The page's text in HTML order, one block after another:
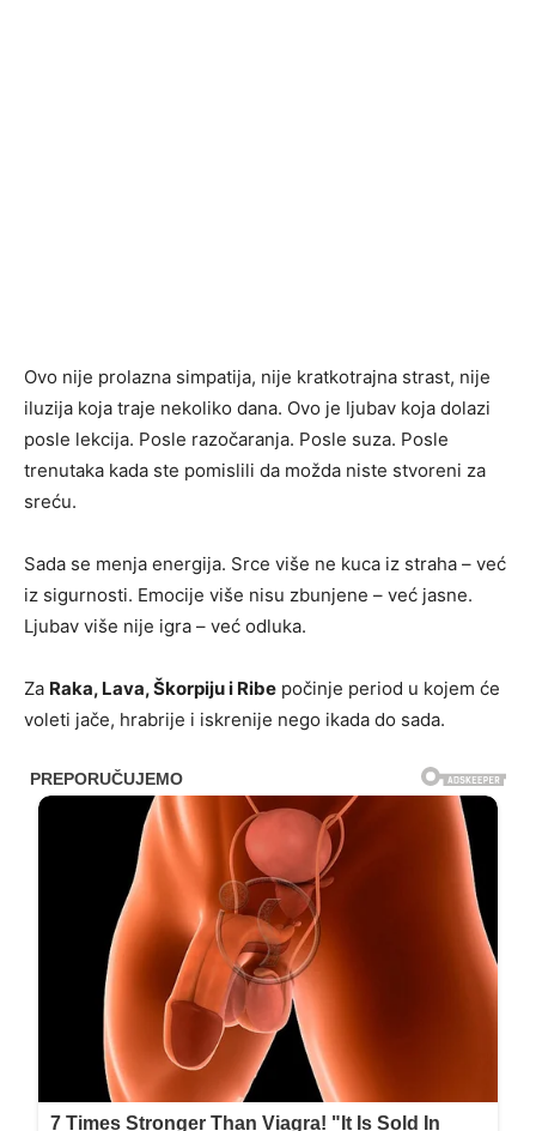
Ovo nije prolazna simpatija, nije kratkotrajna strast, nije
iluzija koja traje nekoliko dana. Ovo je ljubav koja dolazi
posle lekcija. Posle razočaranja. Posle suza. Posle
trenutaka kada ste pomislili da možda niste stvoreni za
sreću.
Sada se menja energija. Srce više ne kuca iz straha – već
iz sigurnosti. Emocije više nisu zbunjene – već jasne.
Ljubav više nije igra – već odluka.
Za Raka, Lava, Škorpiju i Ribe počinje period u kojem će
voleti jače, hrabrije i iskrenije nego ikada do sada.